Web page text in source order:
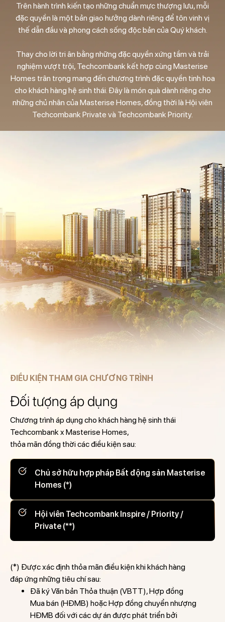
Trên hành trình kiến tạo những chuẩn mực thượng lưu, mỗi
đặc quyền là một bản giao hưởng dành riêng để tôn vinh vị
thế dẫn đầu và phong cách sống độc bản của Quý khách.
Thay cho lời tri ân bằng những đặc quyền xứng tầm và trải
nghiệm vượt trội, Techcombank kết hợp cùng Masterise
Homes trân trọng mang đến chương trình đặc quyền tinh hoa
cho khách hàng hệ sinh thái. Đây là món quà dành riêng cho
những chủ nhân của Masterise Homes, đồng thời là Hội viên
Techcombank Private và Techcombank Priority.
ĐIỀU KIỆN THAM GIA CHƯƠNG TRÌNH
Đối tượng áp dụng
Chương trình áp dụng cho khách hàng hệ sinh thái
Techcombank x Masterise Homes,
thỏa mãn đồng thời các điều kiện sau:
Chủ sở hữu hợp pháp Bất động sản Masterise
Homes (*)
Hội viên Techcombank Inspire / Priority /
Private (**)
(*) Được xác định thỏa mãn điều kiện khi khách hàng
đáp ứng những tiêu chí sau:
Đã ký Văn bản Thỏa thuận (VBTT), Hợp đồng
Mua bán (HĐMB) hoặc Hợp đồng chuyển nhượng
HĐMB đối với các dự án được phát triển bởi